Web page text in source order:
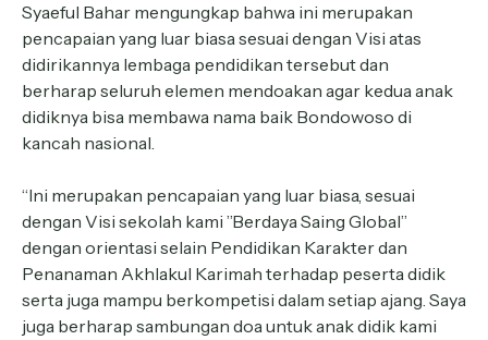
Syaeful Bahar mengungkap bahwa ini merupakan
pencapaian yang luar biasa sesuai dengan Visi atas
didirikannya lembaga pendidikan tersebut dan
berharap seluruh elemen mendoakan agar kedua anak
didiknya bisa membawa nama baik Bondowoso di
kancah nasional.
“Ini merupakan pencapaian yang luar biasa, sesuai
dengan Visi sekolah kami ”Berdaya Saing Global”
dengan orientasi selain Pendidikan Karakter dan
Penanaman Akhlakul Karimah terhadap peserta didik
serta juga mampu berkompetisi dalam setiap ajang. Saya
juga berharap sambungan doa untuk anak didik kami